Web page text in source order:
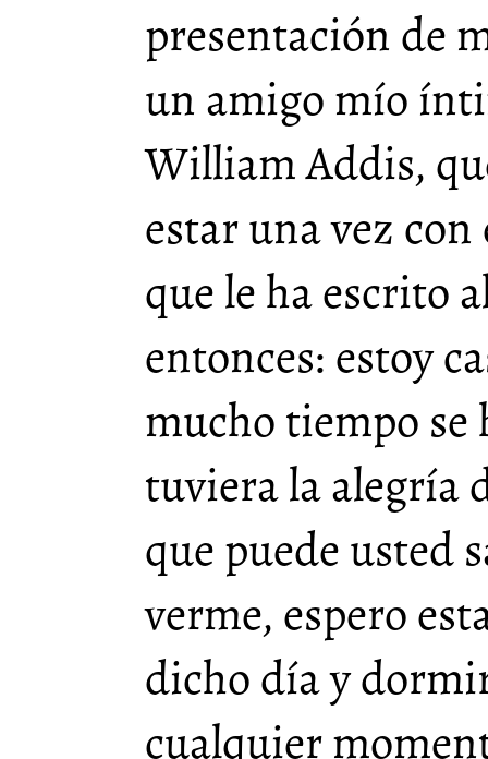
presentación de
un amigo mío
William Addis,
estar una vez
que le ha escrito
entonces: estoy
mucho tiempo se
tuviera la alegría
que puede usted
verme, espero
dicho día y
cualquier